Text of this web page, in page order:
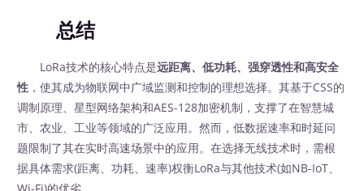
总结
LoRa技术的核心特点是远距离、低功耗、强穿透性和高安全
性 ，使其成为物联网中广域监测和控制的理想选择。其基于CSS的
调制原理、星型网络架构和AES-128加密机制，支撑了在智慧城
市、农业、工业等领域的广泛应用。然而，低数据速率和时延问
题限制了其在实时高速场景中的应用。在选择无线技术时，需根
据具体需求(距离、功耗、速率)权衡LoRa与其他技术(如NB-IoT、